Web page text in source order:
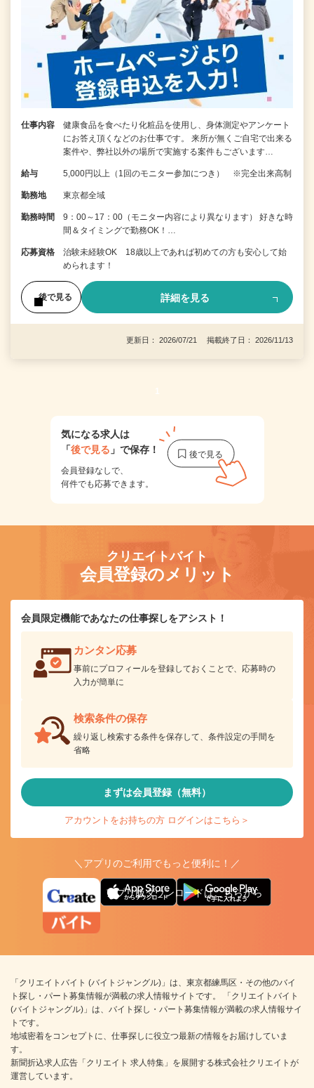
仕事内容
健康食品を食べたり化粧品を使用し、身体測定やアンケート
にお答え頂くなどのお仕事です。 来所が無くご自宅で出来る
案件や、弊社以外の場所で実施する案件もございます…
給与 5,000円以上（1回のモニター参加につき） ※完全出来高制
勤務地 東京都全域
勤務時間
9：00～17：00（モニター内容により異なります） 好きな時
間＆タイミングで勤務OK！…
応募資格
治験未経験OK 18歳以上であれば初めての方も安心して始
められます！
後で見る 詳細を見る
更新日： 2026/07/21 掲載終了日： 2026/11/13
1
気になる求人は
「後で見る 」で保存！
会員登録なしで、
何件でも応募できます。
クリエイトバイト
会員登録のメリット
会員限定機能であなたの仕事探しをアシスト！
カンタン応募
事前にプロフィールを登録しておくことで、応募時の
入力が簡単に
検索条件の保存
繰り返し検索する条件を保存して、条件設定の手間を
省略
まずは会員登録（無料）
アカウントをお持ちの方 ログインはこちら＞
＼アプリのご利用でもっと便利に！／
アプリ版ダウンロードはこちらから
「クリエイトバイト (バイトジャングル)」は、東京都練馬区・その他のバイ
ト探し・パート募集情報が満載の求人情報サイトです。 「クリエイトバイト
(バイトジャングル)」は、バイト探し・パート募集情報が満載の求人情報サイ
トです。
地域密着をコンセプトに、仕事探しに役立つ最新の情報をお届けしていま
す。
新聞折込求人広告「クリエイト 求人特集」を展開する株式会社クリエイトが
運営しています。